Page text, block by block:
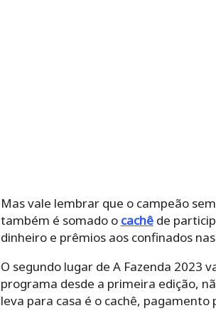
Mas vale lembrar que o campeão
também é somado o cachê de
dinheiro e prêmios aos confinados
O segundo lugar de A Fazenda 2023
programa desde a primeira edição,
leva para casa é o cachê,